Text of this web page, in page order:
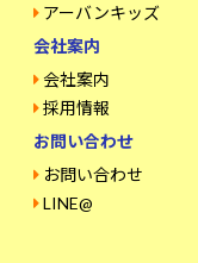
アーバンキッズ
会社案内
会社案内
採用情報
お問い合わせ
お問い合わせ
LINE@